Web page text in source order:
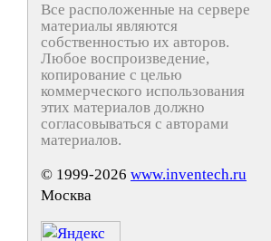
Все расположенные на сервере
материалы являются
собственностью их авторов.
Любое воспроизведение,
копирование с целью
коммерческого использования
этих материалов должно
согласовываться с авторами
материалов.
© 1999-2026 www.inventech.ru
Москва